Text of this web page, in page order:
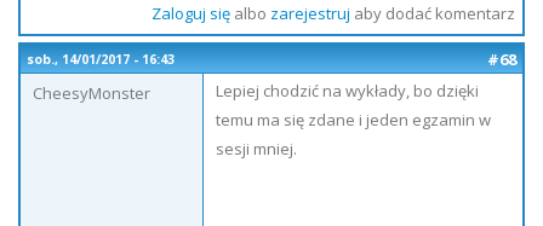
Zaloguj sięalbo zarejestruj aby dodać komentarz
sob., 14/01/2017 - 16:43
#68
CheesyMonster
Lepiej chodzić na wykłady, bo dzięki
temu ma się zdane i jeden egzamin w
sesji mniej.